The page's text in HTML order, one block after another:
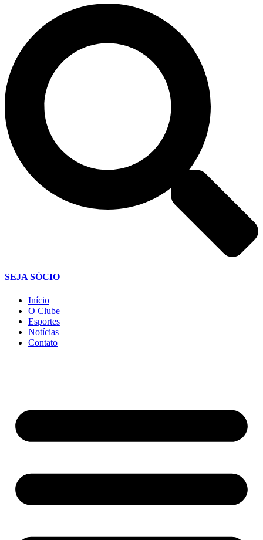
SEJA SÓCIO
Início
O Clube
Esportes
Notícias
Contato